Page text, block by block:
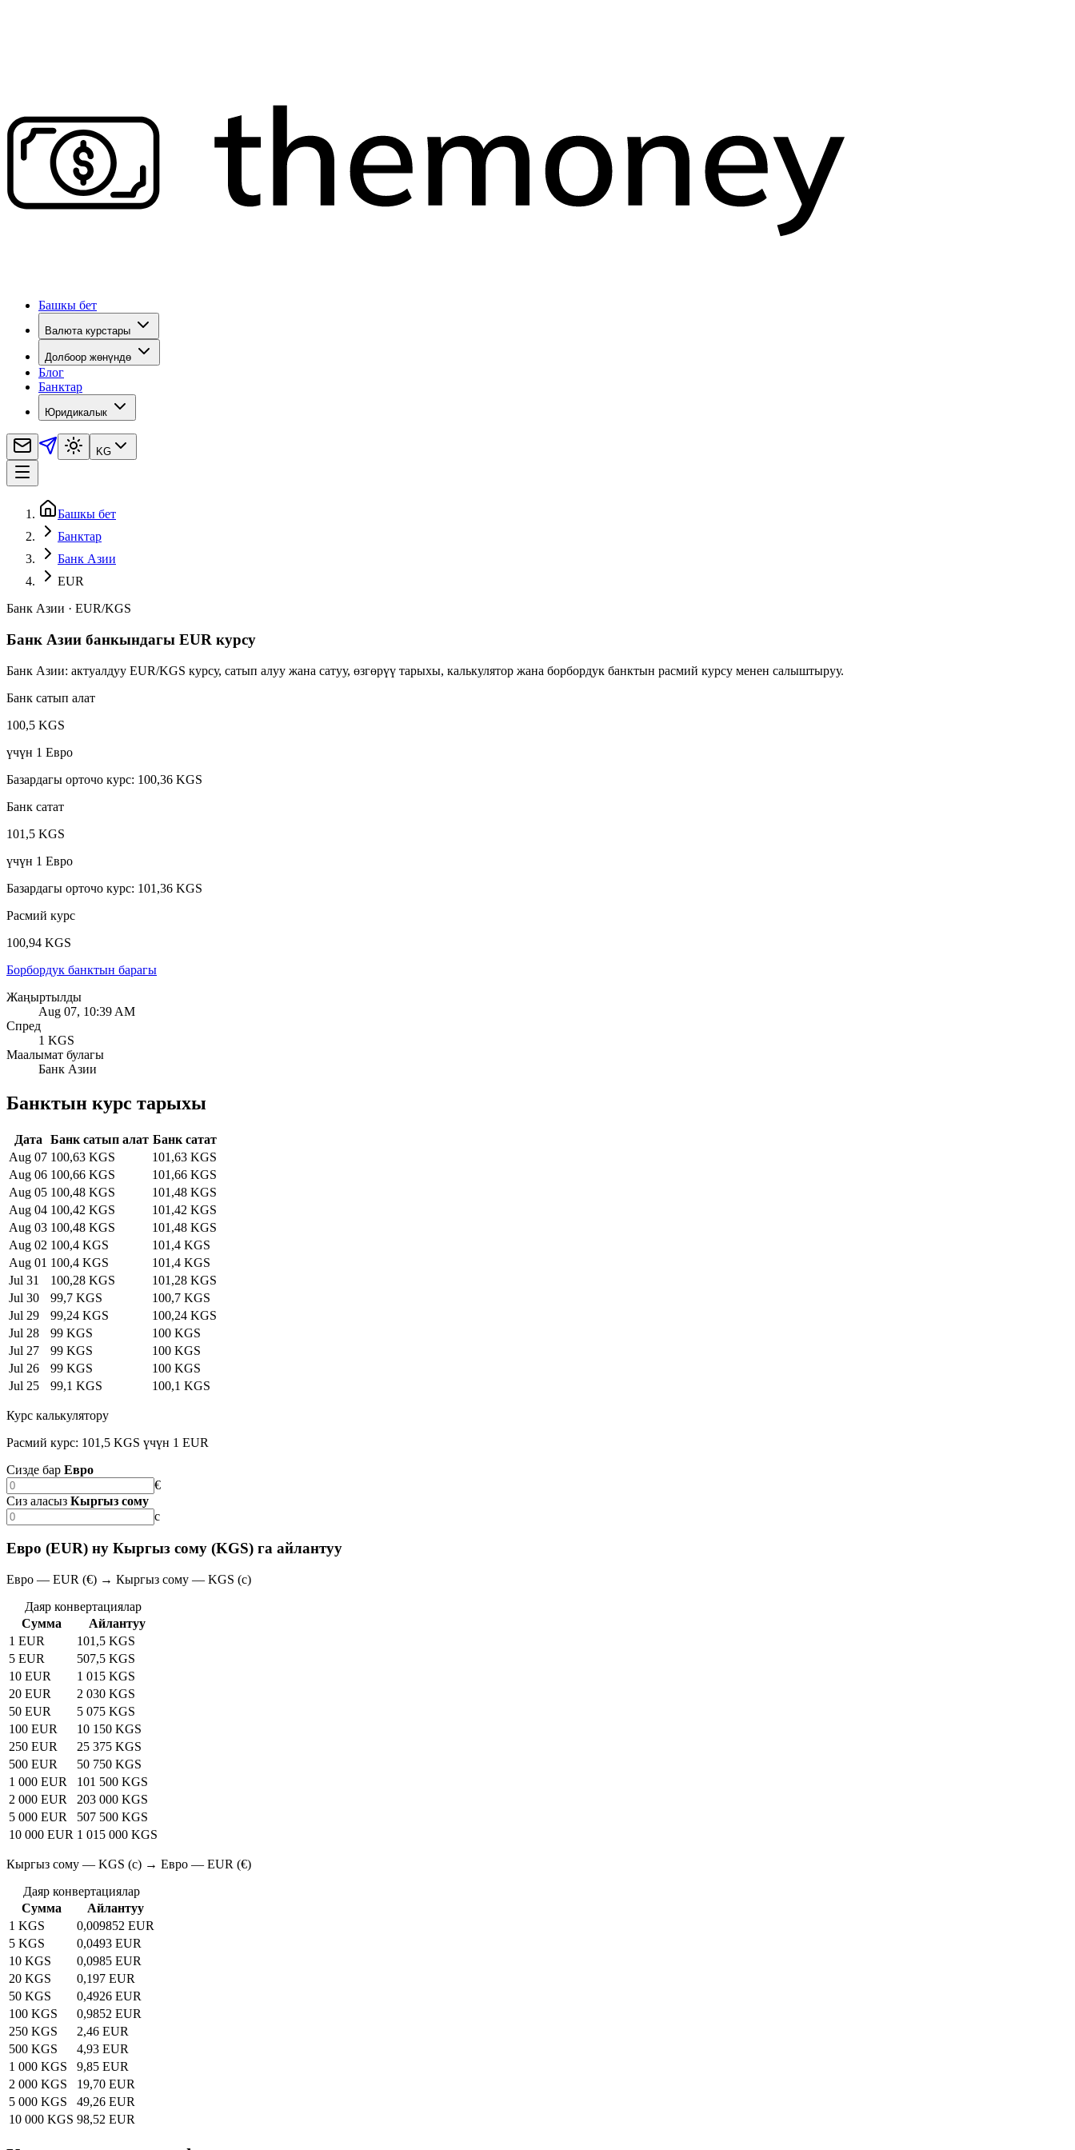
Башкы бет
Валюта курстары
Долбоор жөнүндө
Блог
Банктар
Юридикалык
KG
Башкы бет
Банктар
Банк Азии
EUR
Банк Азии · EUR/KGS
Банк Азии банкындагы EUR курсу
Банк Азии: актуалдуу EUR/KGS курсу, сатып алуу жана сатуу, өзгөрүү тарыхы, калькулятор жана борбордук банктын расмий курсу менен салыштыруу.
Банк сатып алат
100,5 KGS
үчүн 1 Евро
Базардагы орточо курс: 100,36 KGS
Банк сатат
101,5 KGS
үчүн 1 Евро
Базардагы орточо курс: 101,36 KGS
Расмий курс
100,94 KGS
Борбордук банктын барагы
Жаңыртылды
Aug 07, 10:39 AM
Спред
1 KGS
Маалымат булагы
Банк Азии
Банктын курс тарыхы
Дата Банк сатып алат Банк сатат
Aug 07 100,63 KGS
101,63 KGS
Aug 06 100,66 KGS
101,66 KGS
Aug 05 100,48 KGS
101,48 KGS
Aug 04 100,42 KGS
101,42 KGS
Aug 03 100,48 KGS
101,48 KGS
Aug 02 100,4 KGS
101,4 KGS
Aug 01 100,4 KGS
101,4 KGS
Jul 31
100,28 KGS
101,28 KGS
Jul 30
99,7 KGS
100,7 KGS
Jul 29
99,24 KGS
100,24 KGS
Jul 28
99 KGS
100 KGS
Jul 27
99 KGS
100 KGS
Jul 26
99 KGS
100 KGS
Jul 25
99,1 KGS 100,1 KGS
Курс калькулятору
Расмий курс: 101,5 KGS үчүн 1 EUR
Сизде бар Евро
€
Сиз аласыз Кыргыз сому
с
Евро (EUR) ну Кыргыз сому (KGS) га айлантуу
Евро — EUR (€) → Кыргыз сому — KGS (с)
Даяр конвертациялар
Сумма
Айлантуу
1 EUR
101,5 KGS
5 EUR
507,5 KGS
10 EUR
1 015 KGS
20 EUR
2 030 KGS
50 EUR
5 075 KGS
100 EUR
10 150 KGS
250 EUR
25 375 KGS
500 EUR
50 750 KGS
1 000 EUR
101 500 KGS
2 000 EUR
203 000 KGS
5 000 EUR
507 500 KGS
10 000 EUR 1 015 000 KGS
Кыргыз сому — KGS (с) → Евро — EUR (€)
Даяр конвертациялар
Сумма
Айлантуу
1 KGS
0,009852 EUR
5 KGS
0,0493 EUR
10 KGS
0,0985 EUR
20 KGS
0,197 EUR
50 KGS
0,4926 EUR
100 KGS
0,9852 EUR
250 KGS
2,46 EUR
500 KGS
4,93 EUR
1 000 KGS
9,85 EUR
2 000 KGS
19,70 EUR
5 000 KGS
49,26 EUR
10 000 KGS 98,52 EUR